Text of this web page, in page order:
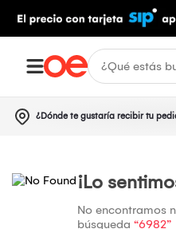
¿Dónde te gustaría recibir tu
¡Lo
No encontramos
búsqueda “6982”